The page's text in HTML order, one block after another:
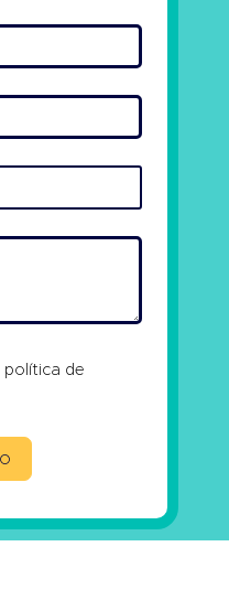
política de